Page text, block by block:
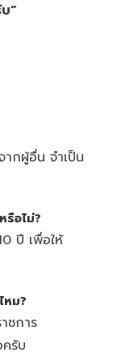
”
กผู้อื่น จำเป็น
รือไม่?
ปี เพื่อให้
หม?
ชการ
รับ